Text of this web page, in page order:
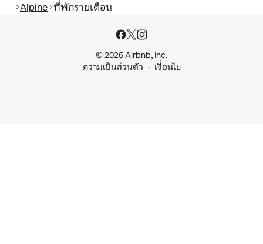
Alpine ที่พักรายเดือน
© 2026 Airbnb, Inc.
ความเป็นส่วนตัว
เงื่อนไข